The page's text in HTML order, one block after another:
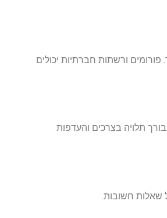
ורשתות חברתיות יכולים
תלויה בצרכים והעדפות
שאלות חשובות.